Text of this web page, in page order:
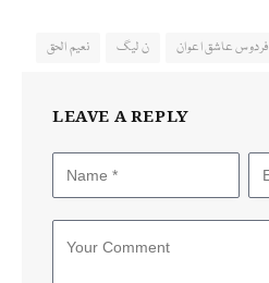
فردوس عاشق اعوان ن لیگ نعیم الحق
LEAVE A REPLY